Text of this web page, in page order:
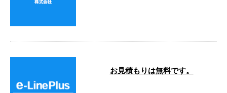
お見積もりは無料です。